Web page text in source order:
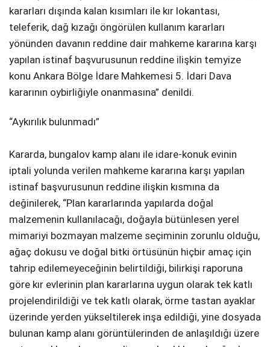
kararları dışında kalan kısımları ile kır lokantası,
teleferik, dağ kızağı öngörülen kullanım kararları
yönünden davanın reddine dair mahkeme kararına karşı
yapılan istinaf başvurusunun reddine ilişkin temyize
konu Ankara Bölge İdare Mahkemesi 5. İdari Dava
kararının oybirliğiyle onanmasına” denildi.
“Aykırılık bulunmadı”
Kararda, bungalov kamp alanı ile idare-konuk evinin
iptali yolunda verilen mahkeme kararına karşı yapılan
istinaf başvurusunun reddine ilişkin kısmına da
değinilerek, “Plan kararlarında yapılarda doğal
malzemenin kullanılacağı, doğayla bütünlesen yerel
mimariyi bozmayan malzeme seçiminin zorunlu olduğu,
ağaç dokusu ve doğal bitki örtüsünün hiçbir amaç için
tahrip edilemeyeceğinin belirtildiği, bilirkişi raporuna
göre kır evlerinin plan kararlarına uygun olarak tek katlı
projelendirildiği ve tek katlı olarak, örme tastan ayaklar
üzerinde yerden yükseltilerek inşa edildiği, yine dosyada
bulunan kamp alanı görüntülerinden de anlaşıldığı üzere